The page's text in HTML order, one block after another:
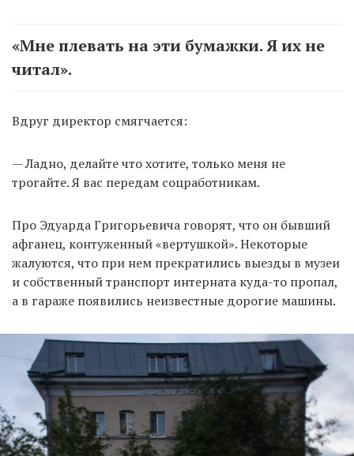
«Мне плевать на эти бумажки. Я их не
читал».
Вдруг директор смягчается:
— Ладно, делайте что хотите, только меня не
трогайте. Я вас передам соцработникам.
Про Эдуарда Григорьевича говорят, что он бывший
афганец, контуженный «вертушкой». Некоторые
жалуются, что при нем прекратились выезды в музеи
и собственный транспорт интерната куда-то пропал,
а в гараже появились неизвестные дорогие машины.